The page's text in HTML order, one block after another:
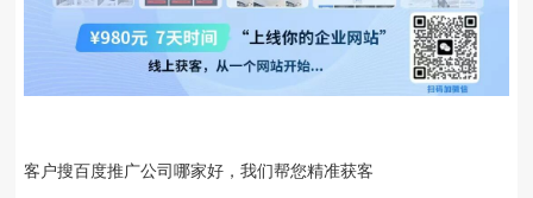
客户搜百度推广公司哪家好，我们帮您精准获客